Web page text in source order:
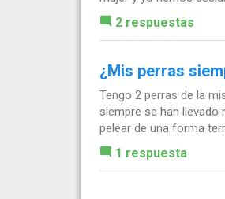
2 respuestas
¿Mis perras
Tengo 2 perras de la
siempre se han llevado
pelear de una forma
1 respuesta